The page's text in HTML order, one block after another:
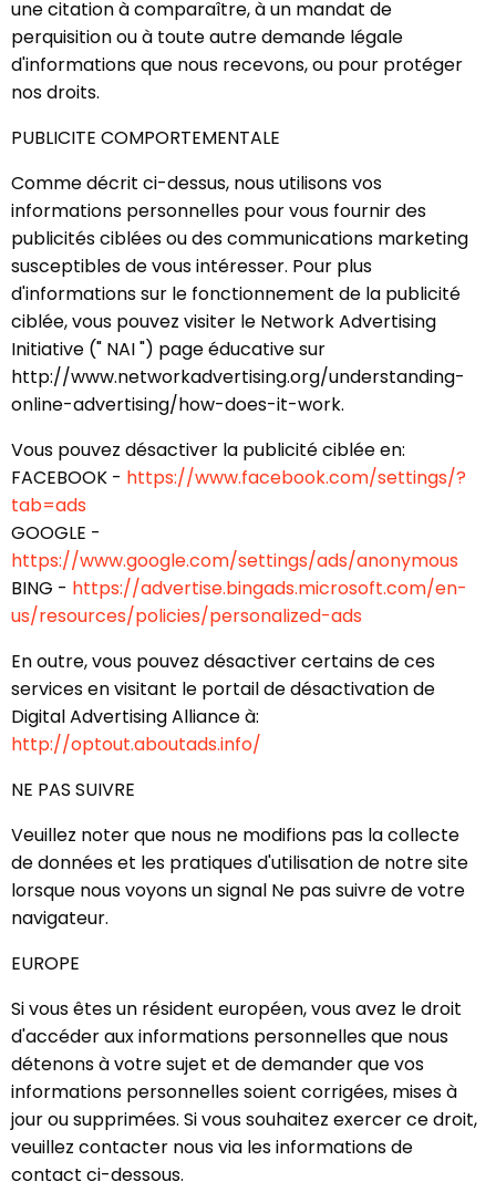
une citation à comparaître, à un mandat de
perquisition ou à toute autre demande légale
d'informations que nous recevons, ou pour protéger
nos droits.
PUBLICITE COMPORTEMENTALE
Comme décrit ci-dessus, nous utilisons vos
informations personnelles pour vous fournir des
publicités ciblées ou des communications marketing
susceptibles de vous intéresser. Pour plus
d'informations sur le fonctionnement de la publicité
ciblée, vous pouvez visiter le Network Advertising
Initiative (" NAI ") page éducative sur
http://www.networkadvertising.org/understanding-
online-advertising/how-does-it-work.
Vous pouvez désactiver la publicité ciblée en:
FACEBOOK - https://www.facebook.com/settings/?
tab=ads
GOOGLE -
https://www.google.com/settings/ads/anonymous
BING - https://advertise.bingads.microsoft.com/en-
us/resources/policies/personalized-ads
En outre, vous pouvez désactiver certains de ces
services en visitant le portail de désactivation de
Digital Advertising Alliance à:
http://optout.aboutads.info/
NE PAS SUIVRE
Veuillez noter que nous ne modifions pas la collecte
de données et les pratiques d'utilisation de notre site
lorsque nous voyons un signal Ne pas suivre de votre
navigateur.
EUROPE
Si vous êtes un résident européen, vous avez le droit
d'accéder aux informations personnelles que nous
détenons à votre sujet et de demander que vos
informations personnelles soient corrigées, mises à
jour ou supprimées. Si vous souhaitez exercer ce droit,
veuillez contacter nous via les informations de
contact ci-dessous.